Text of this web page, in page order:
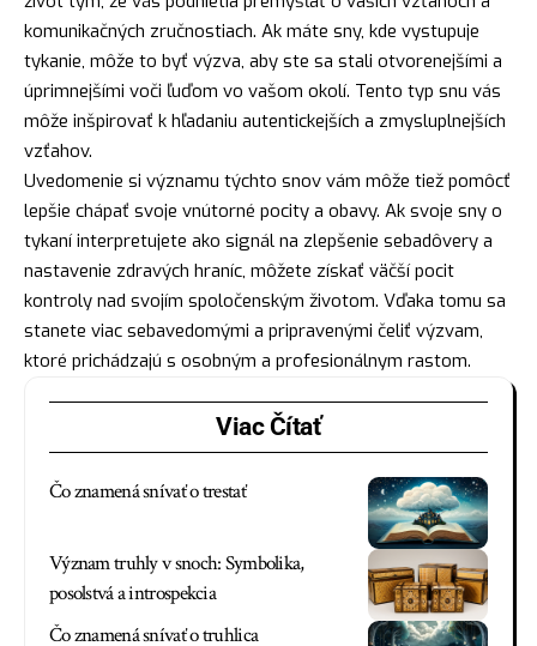
komunikačných zručnostiach. Ak máte sny, kde vystupuje
tykanie, môže to byť výzva, aby ste sa stali otvorenejšími a
úprimnejšími voči ľuďom vo vašom okolí. Tento typ snu vás
môže inšpirovať k hľadaniu autentickejších a zmysluplnejších
vzťahov.
Uvedomenie si významu týchto snov vám môže tiež pomôcť
lepšie chápať svoje vnútorné pocity a obavy. Ak svoje sny o
tykaní interpretujete ako signál na zlepšenie sebadôvery a
nastavenie zdravých hraníc, môžete získať väčší pocit
kontroly nad svojím spoločenským životom. Vďaka tomu sa
stanete viac sebavedomými a pripravenými čeliť výzvam,
ktoré prichádzajú s osobným a profesionálnym rastom.
Viac Čítať
Čo znamená snívať o trestať
Význam truhly v snoch: Symbolika,
posolstvá a introspekcia
Čo znamená snívať o truhlica